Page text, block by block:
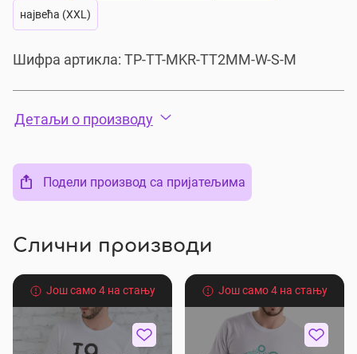
највећа (XXL)
Шифра артикла: TP-TT-MKR-TT2MM-W-S-M
Детаљи о производу
Подели производ са пријатељима
Слични производи
Још само 4 на стању Још само 4 на стању